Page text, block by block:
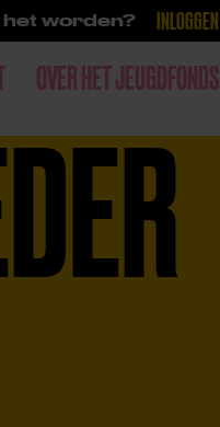
het worden? INLOGGEN
OVER HET JEUGDFONDS